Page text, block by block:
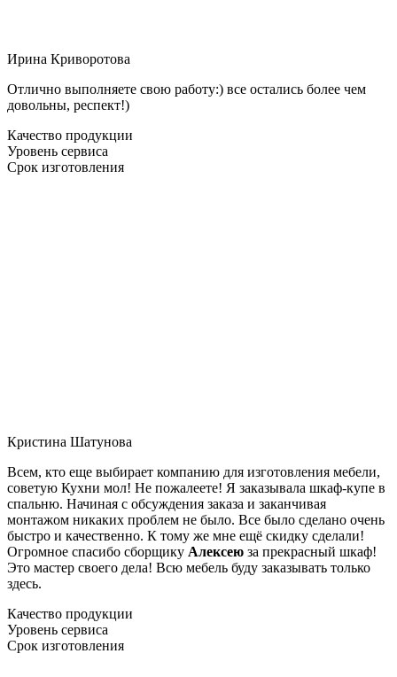
Ирина Криворотова
Отлично выполняете свою работу:) все остались более чем
довольны, респект!)
Качество продукции
Уровень сервиса
Срок изготовления
Кристина Шатунова
Всем, кто еще выбирает компанию для изготовления мебели,
советую Кухни мол! Не пожалеете! Я заказывала шкаф-купе в
спальню. Начиная с обсуждения заказа и заканчивая
монтажом никаких проблем не было. Все было сделано очень
быстро и качественно. К тому же мне ещё скидку сделали!
Огромное спасибо сборщику Алексею за прекрасный шкаф!
Это мастер своего дела! Всю мебель буду заказывать только
здесь.
Качество продукции
Уровень сервиса
Срок изготовления